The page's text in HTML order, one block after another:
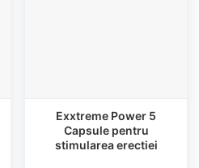
Exxtreme Power 5
Capsule pentru
stimularea erectiei